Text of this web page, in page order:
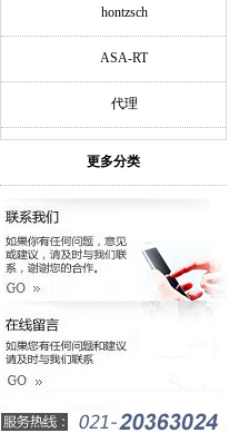
hontzsch
ASA-RT
代理
更多分类